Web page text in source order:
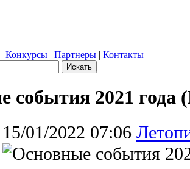
| Конкурсы | Партнеры | Контакты
события 2021 года
15/01/2022 07:06